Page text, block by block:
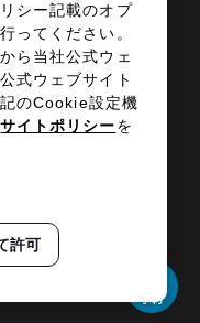
リシー
わせ
引法に基づく表示
RIGHTS RESERVED.
予約
シー記載のオプ
ってください。
ら当社公式ウェ
式ウェブサイト
のCookie設定機
サイトポリシーを
許可